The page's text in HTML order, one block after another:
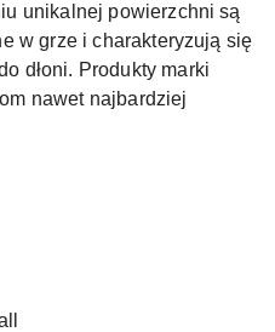
unikalnej powierzchni są
w grze i charakteryzują się
dłoni. Produkty marki
nawet najbardziej